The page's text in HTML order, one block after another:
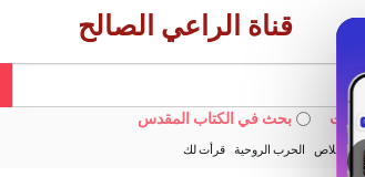
قناة الراعي الصالح
بحث في الكتاب المقدس
الخلاص الحرب الروحية قرأت لك